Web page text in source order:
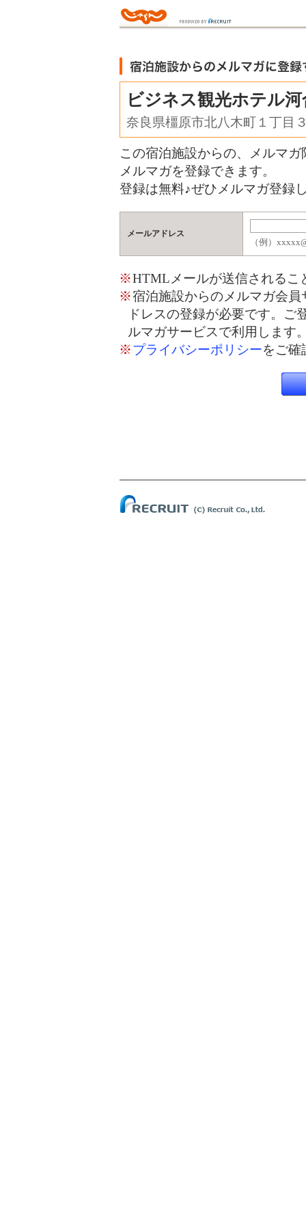
ビジネス観光ホテル河
奈良県橿原市北八木町１丁目
この宿泊施設からの、メルマ
メルマガを登録できます。
登録は無料♪ぜひメルマガ登録
メールアドレス
（例）
※HTMLメールが送信されるこ
※宿泊施設からのメルマガ会
ドレスの登録が必要です。ご
ルマガサービスで利用します
※プライバシーポリシーをご確